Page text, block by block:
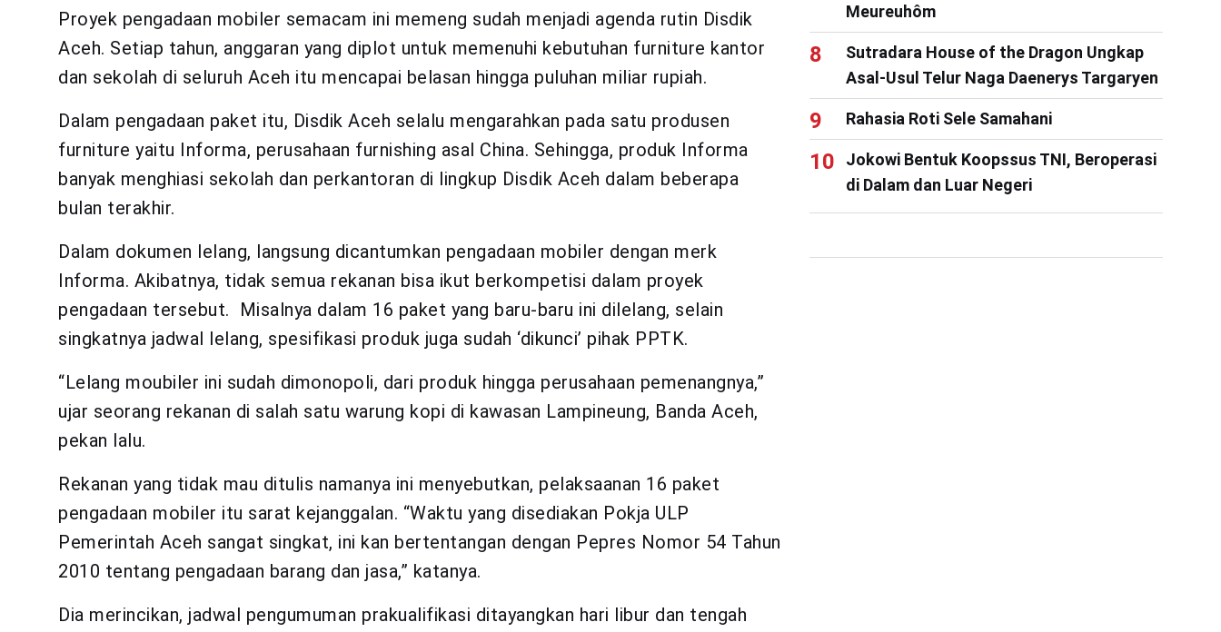
Proyek pengadaan mobiler semacam ini memeng sudah menjadi agenda rutin Disdik
Aceh. Setiap tahun, anggaran yang diplot untuk memenuhi kebutuhan furniture kantor
dan sekolah di seluruh Aceh itu mencapai belasan hingga puluhan miliar rupiah.
Dalam pengadaan paket itu, Disdik Aceh selalu mengarahkan pada satu produsen
furniture yaitu Informa, perusahaan furnishing asal China. Sehingga, produk Informa
banyak menghiasi sekolah dan perkantoran di lingkup Disdik Aceh dalam beberapa
bulan terakhir.
Dalam dokumen lelang, langsung dicantumkan pengadaan mobiler dengan merk
Informa. Akibatnya, tidak semua rekanan bisa ikut berkompetisi dalam proyek
pengadaan tersebut. Misalnya dalam 16 paket yang baru-baru ini dilelang, selain
singkatnya jadwal lelang, spesifikasi produk juga sudah ‘dikunci’ pihak PPTK.
“Lelang moubiler ini sudah dimonopoli, dari produk hingga perusahaan pemenangnya,”
ujar seorang rekanan di salah satu warung kopi di kawasan Lampineung, Banda Aceh,
pekan lalu.
Rekanan yang tidak mau ditulis namanya ini menyebutkan, pelaksaanan 16 paket
pengadaan mobiler itu sarat kejanggalan. “Waktu yang disediakan Pokja ULP
Pemerintah Aceh sangat singkat, ini kan bertentangan dengan Pepres Nomor 54 Tahun
2010 tentang pengadaan barang dan jasa,” katanya.
Dia merincikan, jadwal pengumuman prakualifikasi ditayangkan hari libur dan tengah
Meureuhôm
Sutradara House of the Dragon Ungkap
Asal-Usul Telur Naga Daenerys Targaryen
Rahasia Roti Sele Samahani
Jokowi Bentuk Koopssus TNI, Beroperasi
di Dalam dan Luar Negeri